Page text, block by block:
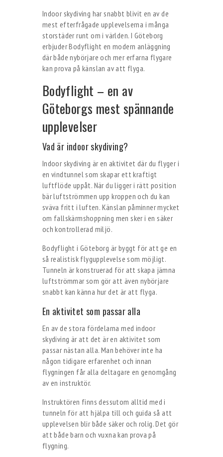
Indoor skydiving har snabbt blivit en av de
mest efterfrågade upplevelserna i många
storstäder runt om i världen. I Göteborg
erbjuder Bodyflight en modern anläggning
där både nybörjare och mer erfarna flygare
kan prova på känslan av att flyga.
Bodyflight – en av
Göteborgs mest spännande
upplevelser
Vad är indoor skydiving?
Indoor skydiving är en aktivitet där du flyger i
en vindtunnel som skapar ett kraftigt
luftflöde uppåt. När du ligger i rätt position
bär luftströmmen upp kroppen och du kan
sväva fritt i luften. Känslan påminner mycket
om fallskärmshoppning men sker i en säker
och kontrollerad miljö.
Bodyflight i Göteborg är byggt för att ge en
så realistisk flygupplevelse som möjligt.
Tunneln är konstruerad för att skapa jämna
luftströmmar som gör att även nybörjare
snabbt kan känna hur det är att flyga.
En aktivitet som passar alla
En av de stora fördelarna med indoor
skydiving är att det är en aktivitet som
passar nästan alla. Man behöver inte ha
någon tidigare erfarenhet och innan
flygningen får alla deltagare en genomgång
av en instruktör.
Instruktören finns dessutom alltid med i
tunneln för att hjälpa till och guida så att
upplevelsen blir både säker och rolig. Det gör
att både barn och vuxna kan prova på
flygning.